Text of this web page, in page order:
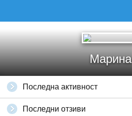
Марина
Последна активност
Последни отзиви